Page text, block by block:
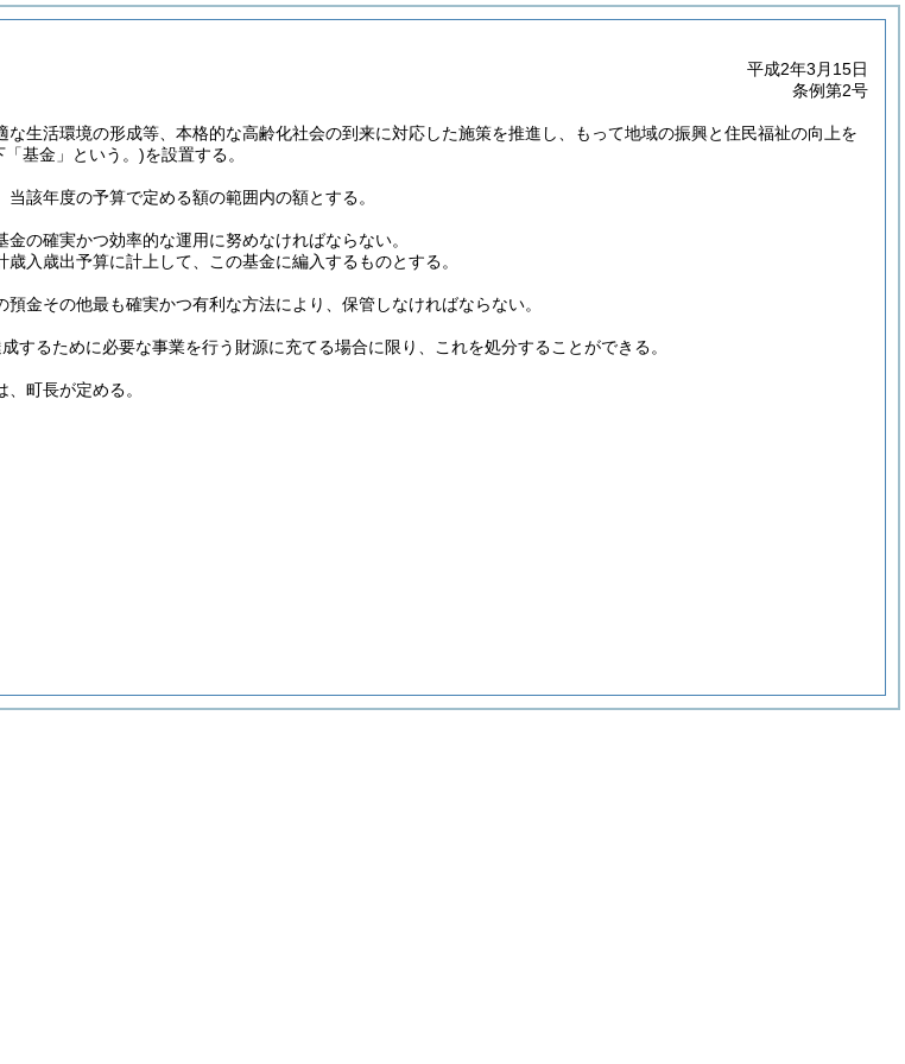
平成2年3月15日
条例第2号
生活環境の形成等、本格的な高齢化社会の到来に対応した施策を推進し、もって地域の振興と住民福祉の向上を
「基金」という。)を設置する。
該年度の予算で定める額の範囲内の額とする。
の確実かつ効率的な運用に努めなければならない。
入歳出予算に計上して、この基金に編入するものとする。
金その他最も確実かつ有利な方法により、保管しなければならない。
するために必要な事業を行う財源に充てる場合に限り、これを処分することができる。
町長が定める。